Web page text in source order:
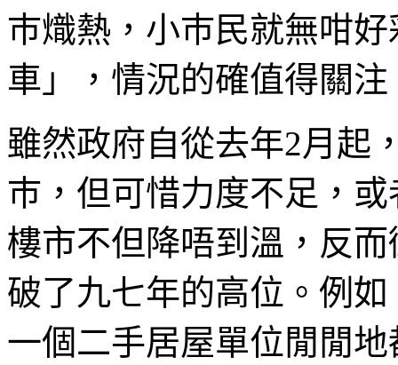
巿熾熱，小巿民就無咁
車」，情況的確值得關注
雖然政府自從去年2月起
巿，但可惜力度不足，
樓市不但降唔到溫，反
破了九七年的高位。例
一個二手居屋單位閒閒